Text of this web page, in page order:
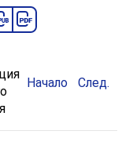
Начало След.